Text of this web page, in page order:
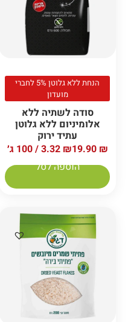
הנחת ללא גלוטן 5% לחברי
מועדון
סודה לשתיה ללא
אלומיניום ללא גלוטן
עתיד ירוק
19.90 ₪
3.32 ₪
/ 100 ג׳
הוספה לסל